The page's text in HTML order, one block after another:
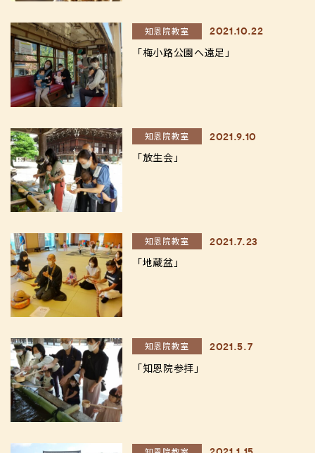
知恩院教室 2021.10.22
「梅小路公園へ遠足」
知恩院教室 2021.9.10
「放生会」
知恩院教室 2021.7.23
「地蔵盆」
知恩院教室 2021.5.7
「知恩院参拝」